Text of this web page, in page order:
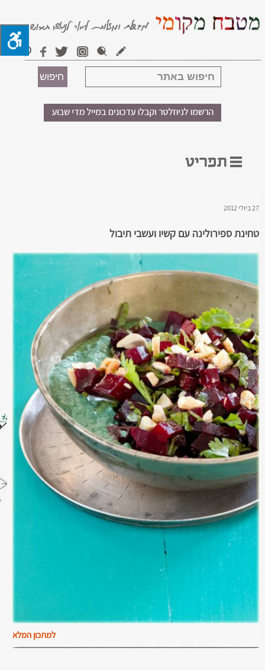
27 ביולי 2012
טחינת ספירולינה עם קשיו ועשבי תיבול
למתכון המלא